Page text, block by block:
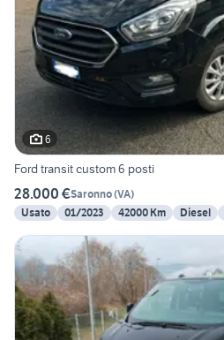
6
Ford transit custom 6 posti
28.000 €Saronno(VA)
Usato
01/2023 42000 Km Diesel